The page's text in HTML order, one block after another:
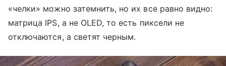
«челки» можно затемнить, но их все равно видно:
матрица IPS, а не OLED, то есть пиксели не
отключаются, а светят черным.